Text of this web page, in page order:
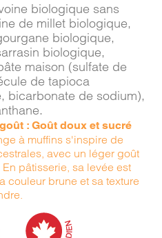
biologique sans
de millet biologique,
biologique,
biologique,
maison (sulfate de
de tapioca
bicarbonate de sodium),
: Goût doux et sucré
à muffins s'inspire de
avec un léger goût
pâtisserie, sa levée est
couleur brune et sa texture